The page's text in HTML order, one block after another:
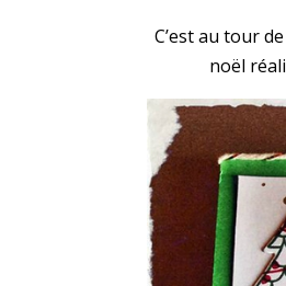
C’est au tour
noël